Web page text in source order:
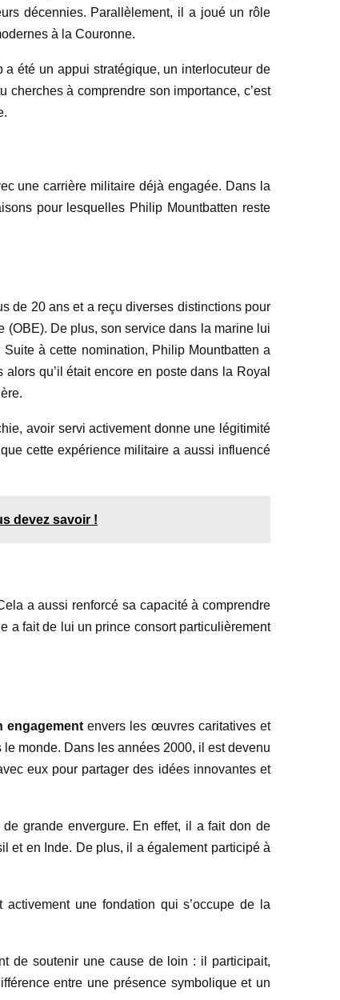
décennies. Parallèlement, il a joué un rôle
à la Couronne.
a été un appui stratégique, un interlocuteur de
à comprendre son importance, c’est
une carrière militaire déjà engagée. Dans la
pour lesquelles Philip Mountbatten reste
de 20 ans et a reçu diverses distinctions pour
(OBE). De plus, son service dans la marine lui
à cette nomination, Philip Mountbatten a
qu’il était encore en poste dans la Royal
avoir servi activement donne une légitimité
cette expérience militaire a aussi influencé
devez savoir !
a aussi renforcé sa capacité à comprendre
a fait de lui un prince consort particulièrement
engagementenvers les œuvres caritatives et
monde. Dans les années 2000, il est devenu
eux pour partager des idées innovantes et
grande envergure. En effet, il a fait don de
et en Inde. De plus, il a également participé à
une fondation qui s’occupe de la
de soutenir une cause de loin : il participait,
entre une présence symbolique et un